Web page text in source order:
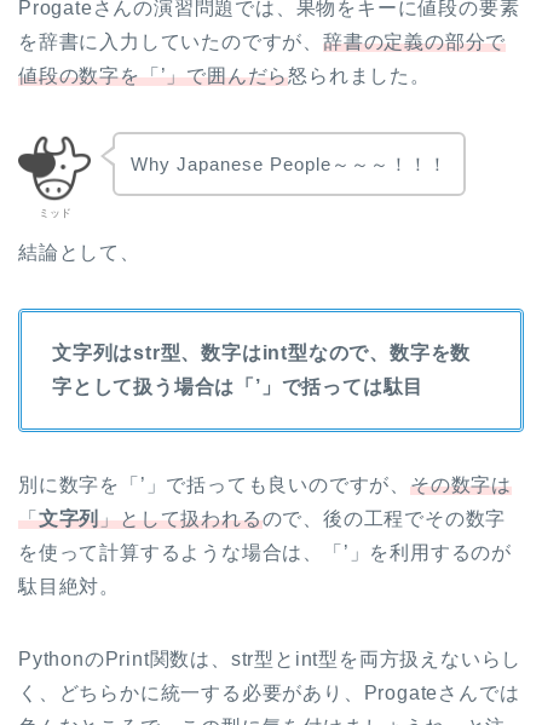
Progateさんの演習問題では、果物をキーに値段の要素
を辞書に入力していたのですが、 辞書の定義の部分で
値段の数字を「’」で囲んだら怒られました。
ミッド
Why Japanese People～～～！！！
結論として、
文字列はstr型、数字はint型なので、数字を数
字として扱う場合は「’」で括っては駄目
別に数字を「’」で括っても良いのですが、 その数字は
「文字列」として扱われるので、後の工程でその数字
を使って計算するような場合は、「’」を利用するのが
駄目絶対。
PythonのPrint関数は、str型とint型を両方扱えないらし
く、どちらかに統一する必要があり、Progateさんでは